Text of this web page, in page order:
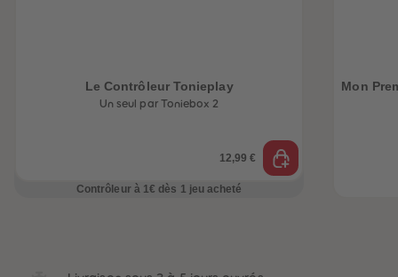
Le Contrôleur Tonieplay
Un seul par Toniebox 2
12,99 €
Contrôleur à 1€ dès 1 jeu acheté
Mon